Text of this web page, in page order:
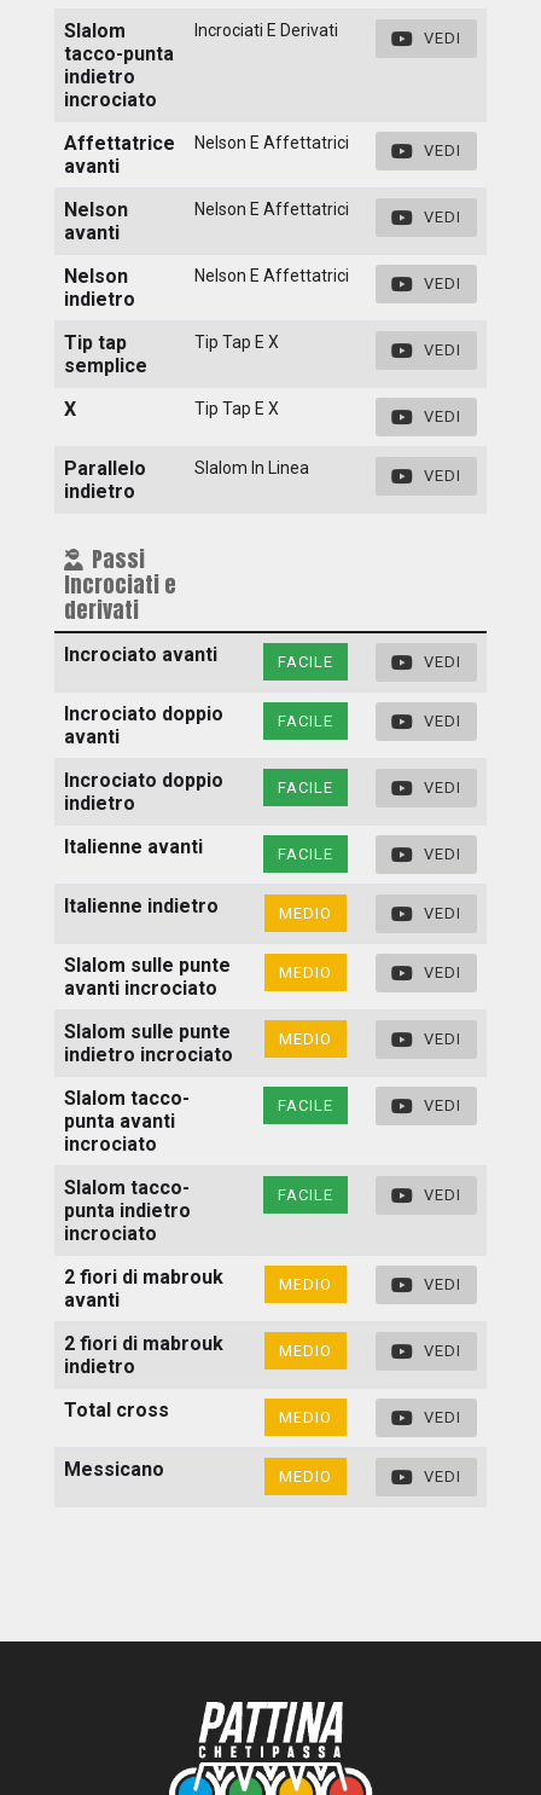
Slalom
tacco-punta
indietro
incrociato
Incrociati E Derivati VEDI
Affettatrice
avanti
Nelson E Affettatrici VEDI
Nelson
avanti
Nelson E Affettatrici VEDI
Nelson
indietro
Nelson E Affettatrici VEDI
Tip tap
semplice
Tip Tap E X VEDI
X Tip Tap E X VEDI
Parallelo
indietro
Slalom In Linea VEDI
Passi
Incrociati e
derivati
Incrociato avanti FACILE VEDI
Incrociato doppio
avanti
FACILE VEDI
Incrociato doppio
indietro
FACILE VEDI
Italienne avanti FACILE VEDI
Italienne indietro MEDIO VEDI
Slalom sulle punte
avanti incrociato
MEDIO VEDI
Slalom sulle punte
indietro incrociato
MEDIO VEDI
Slalom tacco-
punta avanti
incrociato
FACILE VEDI
Slalom tacco-
punta indietro
incrociato
FACILE VEDI
2 fiori di mabrouk
avanti
MEDIO VEDI
2 fiori di mabrouk
indietro
MEDIO VEDI
Total cross MEDIO VEDI
Messicano MEDIO VEDI